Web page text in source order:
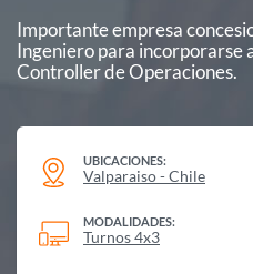
Importante empresa
Ingeniero para incorporarse
Controller de Operaciones.
UBICACIONES:
Valparaiso - Chile
MODALIDADES:
Turnos 4x3